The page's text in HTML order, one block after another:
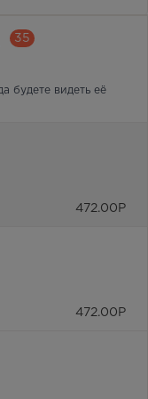
35
будете видеть её
472.00 Р
472.00 Р